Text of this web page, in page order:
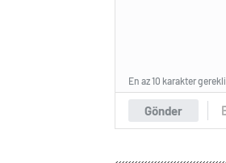
Gönder
En az 10 karakter gerekli